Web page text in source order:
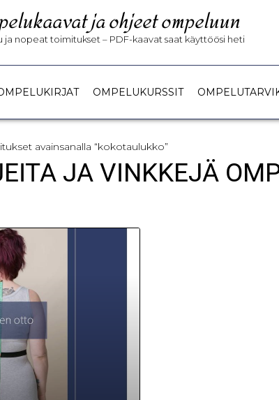
ja ohjeet ompeluun
nopeat toimitukset – PDF-kaavat saat käyttöösi heti
OMPELUKURSSIT
avainsanalla “kokotaulukko”
JA VINKKEJÄ